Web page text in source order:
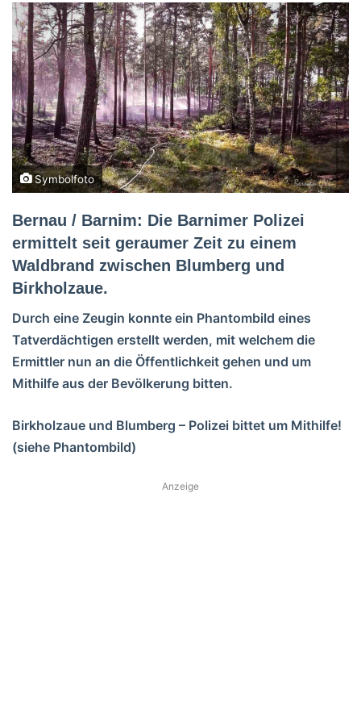
Symbolfoto
Bernau / Barnim: Die Barnimer Polizei
ermittelt seit geraumer Zeit zu einem
Waldbrand zwischen Blumberg und
Birkholzaue.
Durch eine Zeugin konnte ein Phantombild eines
Tatverdächtigen erstellt werden, mit welchem die
Ermittler nun an die Öffentlichkeit gehen und um
Mithilfe aus der Bevölkerung bitten.
Birkholzaue und Blumberg – Polizei bittet um Mithilfe!
(siehe Phantombild)
Anzeige